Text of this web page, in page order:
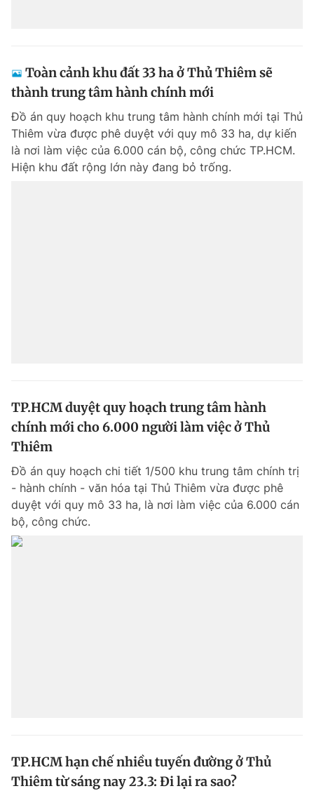
Toàn cảnh khu đất 33 ha ở Thủ Thiêm sẽ
thành trung tâm hành chính mới
Đồ án quy hoạch khu trung tâm hành chính mới tại Thủ
Thiêm vừa được phê duyệt với quy mô 33 ha, dự kiến
là nơi làm việc của 6.000 cán bộ, công chức TP.HCM.
Hiện khu đất rộng lớn này đang bỏ trống.
TP.HCM duyệt quy hoạch trung tâm hành
chính mới cho 6.000 người làm việc ở Thủ
Thiêm
Đồ án quy hoạch chi tiết 1/500 khu trung tâm chính trị
- hành chính - văn hóa tại Thủ Thiêm vừa được phê
duyệt với quy mô 33 ha, là nơi làm việc của 6.000 cán
bộ, công chức.
TP.HCM hạn chế nhiều tuyến đường ở Thủ
Thiêm từ sáng nay 23.3: Đi lại ra sao?